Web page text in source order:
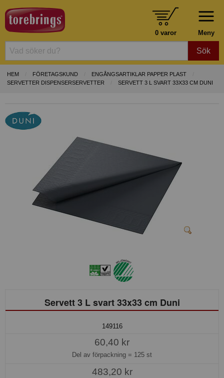
Meny
0 varor
Sök
HEM FÖRETAGSKUND
ENGÅNGSARTIKLAR PAPPER PLAST
SERVETTER DISPENSERSERVETTER
SERVETT 3 L SVART 33X33 CM DUNI
Servett 3 L svart 33x33 cm Duni
149116
60,40 kr
Del av förpackning = 125 st
483,20 kr